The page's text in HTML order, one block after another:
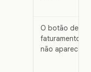
O botão de
faturamento
não aparece